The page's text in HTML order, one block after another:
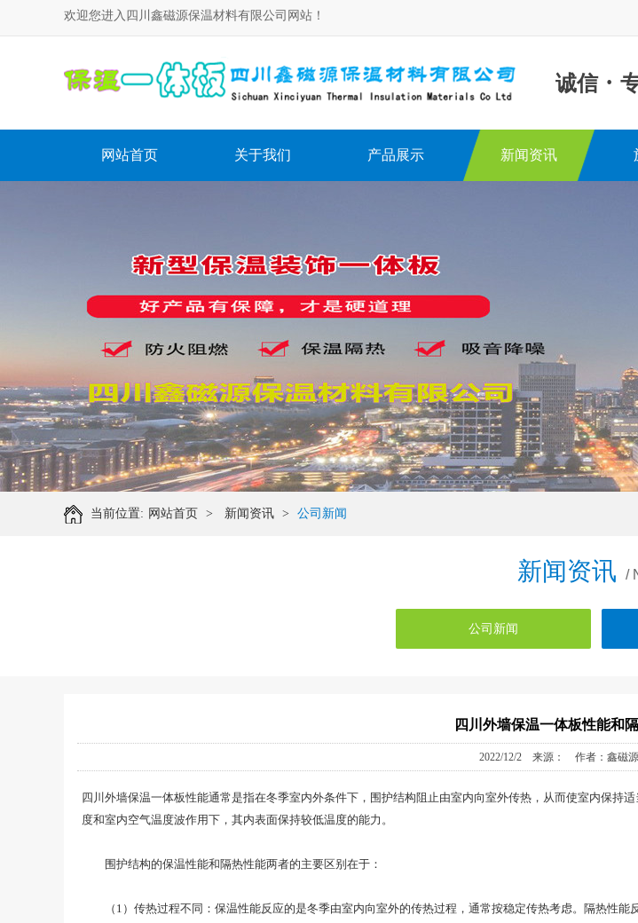
欢迎您进入四川鑫磁源保温材料有限公司网站！
诚信 ·
网站首页 关于我们 产品展示 新闻资讯
当前位置: 网站首页 > 新闻资讯 > 公司新闻
新闻资讯 /
公司新闻
四川外墙保温一体板性能和
2022/12/2 来源： 作者：鑫磁
四川外墙保温一体板性能通常是指在冬季室内外条件下，围护结构阻止由室内向室外传热，从而使室内保持
度和室内空气温度波作用下，其内表面保持较低温度的能力。
围护结构的保温性能和隔热性能两者的主要区别在于：
（1）传热过程不同：保温性能反应的是冬季由室内向室外的传热过程，通常按稳定传热考虑。隔热性能